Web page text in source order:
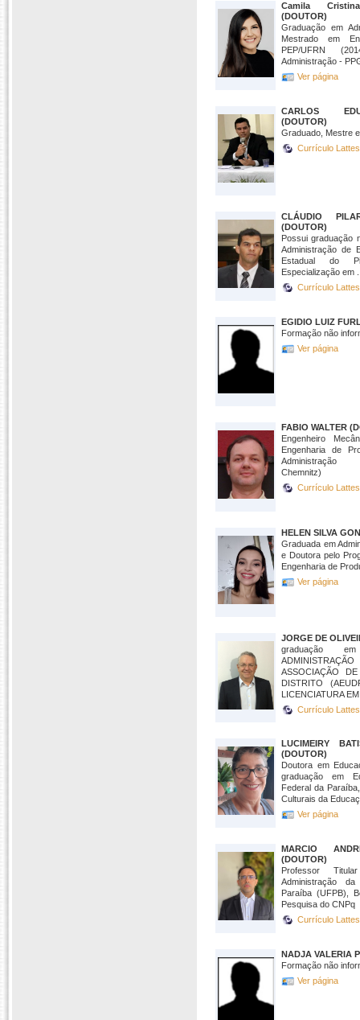
Camila
(DOUTOR)
Graduação em
Mestrado em
PEP/UFRN
Administração -
Ver página
CARLOS
(DOUTOR)
Graduado, Mestre
Currículo
CLÁUDIO
(DOUTOR)
Possui graduação
Administração de
Estadual do
Especialização em
Currículo
EGIDIO LUIZ
Formação não
Ver página
FABIO WALTER
Engenheiro
Engenharia de
Administração
Chemnitz)
Currículo
HELEN SILVA
Graduada em
e Doutora pelo
Engenharia de
Ver página
JORGE DE
graduação
ASSOCIAÇÃO
DISTRITO
LICENCIATURA
Currículo
LUCIMEIRY
(DOUTOR)
Doutora em
graduação em
Federal da
Culturais da
Ver página
MARCIO
(DOUTOR)
Professor
Administração
Paraíba (UFPB),
Pesquisa do CNPq
Currículo
NADJA VALERIA
Formação não
Ver página